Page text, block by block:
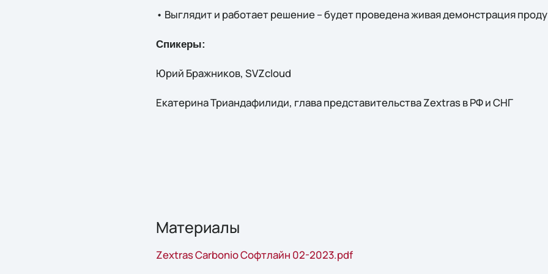
• Выглядит и работает решение – будет проведена живая демонстрация
Спикеры:
Юрий Бражников, SVZcloud
Екатерина Триандафилиди, глава представительства Zextras в РФ и СНГ
Материалы
Zextras Carbonio Софтлайн 02-2023.pdf